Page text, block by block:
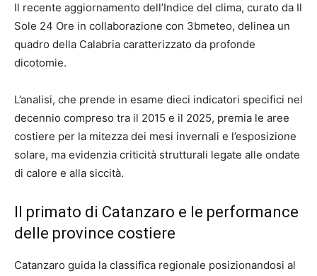
Il recente aggiornamento dell’Indice del clima, curato da Il
Sole 24 Ore in collaborazione con 3bmeteo, delinea un
quadro della Calabria caratterizzato da profonde
dicotomie.
L’analisi, che prende in esame dieci indicatori specifici nel
decennio compreso tra il 2015 e il 2025, premia le aree
costiere per la mitezza dei mesi invernali e l’esposizione
solare, ma evidenzia criticità strutturali legate alle ondate
di calore e alla siccità.
Il primato di Catanzaro e le performance
delle province costiere
Catanzaro guida la classifica regionale posizionandosi al